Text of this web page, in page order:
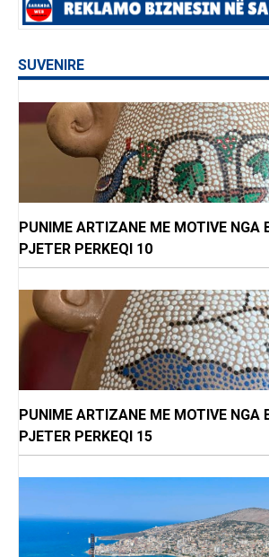
SUVENIRE
PUNIME ARTIZANE ME MOTIVE NGA
PJETER PERKEQI 10
PUNIME ARTIZANE ME MOTIVE NGA
PJETER PERKEQI 15